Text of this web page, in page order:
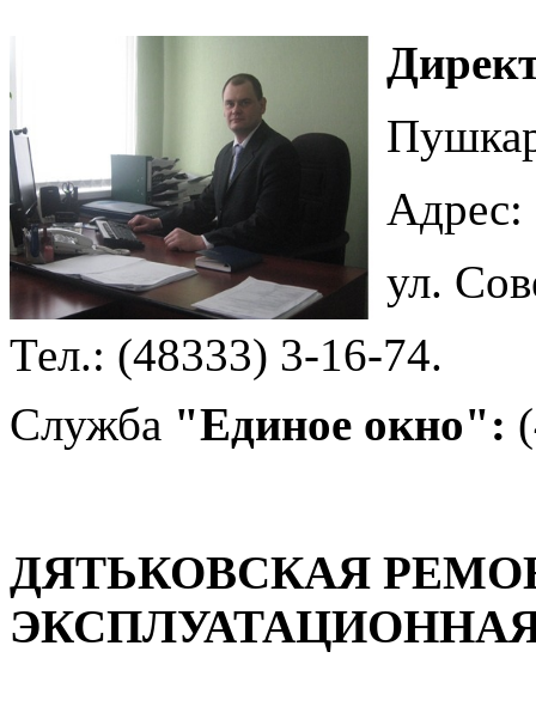
Адрес:
ул.
Тел.: (48333) 3-16-74.
Служба "Единое окно":
ДЯТЬКОВСКАЯ